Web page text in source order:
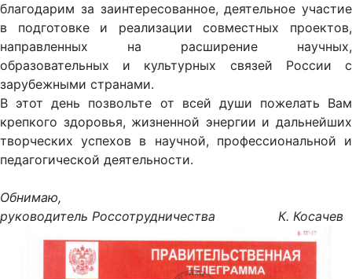
благодарим за заинтересованное, деятельное участие
в подготовке и реализации совместных проектов,
направленных на расширение научных,
образовательных и культурных связей России с
зарубежными странами.
В этот день позвольте от всей души пожелать Вам
крепкого здоровья, жизненной энергии и дальнейших
творческих успехов в научной, профессиональной и
педагогической деятельности.
Обнимаю,
руководитель Россотрудничества К. Косачев